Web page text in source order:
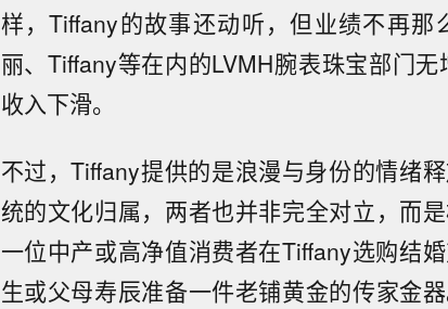
样，Tiffany的故事还动听，但业绩不再
丽、Tiffany等在内的LVMH腕表珠宝部门
收入下滑。
不过，Tiffany提供的是浪漫与身份的情绪
统的文化归属，两者也并非完全对立，而
一位中产或高净值消费者在Tiffany选购结
生或父母寿辰准备一件老铺黄金的传家金